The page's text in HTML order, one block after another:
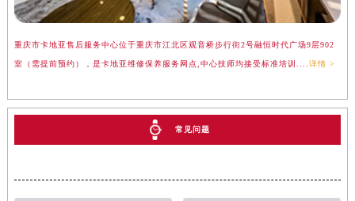
重庆市卡地亚售后服务中心位于重庆市江北区观音桥步行街2号融恒时代广场9层902
室（需提前预约），是卡地亚维修保养服务网点,中心技师均接受标准培训.... 详情 >
常见问题